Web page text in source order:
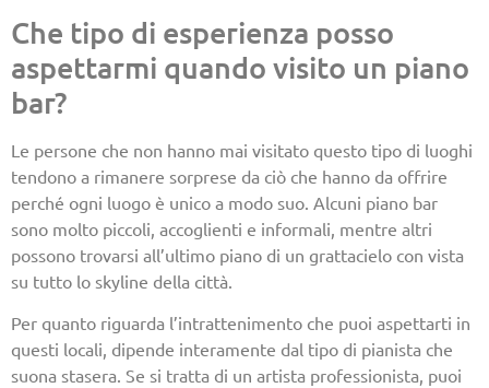
Che tipo di esperienza posso
aspettarmi quando visito un piano
bar?
Le persone che non hanno mai visitato questo tipo di luoghi
tendono a rimanere sorprese da ciò che hanno da offrire
perché ogni luogo è unico a modo suo. Alcuni piano bar
sono molto piccoli, accoglienti e informali, mentre altri
possono trovarsi all’ultimo piano di un grattacielo con vista
su tutto lo skyline della città.
Per quanto riguarda l’intrattenimento che puoi aspettarti in
questi locali, dipende interamente dal tipo di pianista che
suona stasera. Se si tratta di un artista professionista, puoi